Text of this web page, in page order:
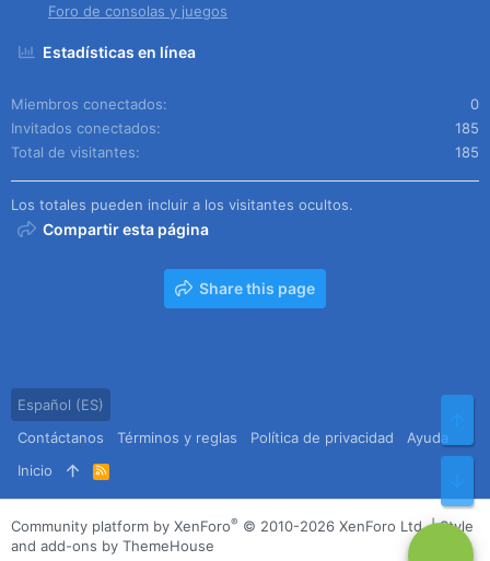
Foro de consolas y juegos
Estadísticas en línea
Miembros conectados
0
Invitados conectados
185
Total de visitantes
185
Los totales pueden incluir a los visitantes ocultos.
Compartir esta página
Share this page
Español (ES)
Contáctanos
Términos y reglas Política de privacidad
Ayuda
Inicio
R
S
S
Community platform by XenForo® © 2010-2026 XenForo Ltd. |Style
and add-ons by ThemeHouse